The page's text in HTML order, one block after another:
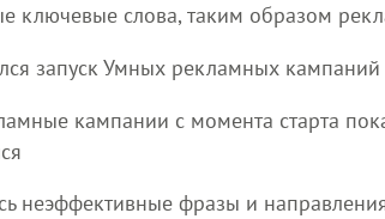
ключевые слова, таким образом
запуск Умных рекламных
кампании с момента старта
неэффективные фразы и